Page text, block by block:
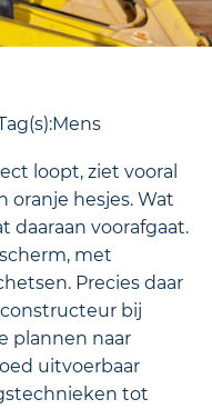
Mens
loopt, ziet vooral
oranje hesjes. Wat
daaraan voorafgaat.
met
Precies daar
bij
plannen naar
uitvoerbaar
tot